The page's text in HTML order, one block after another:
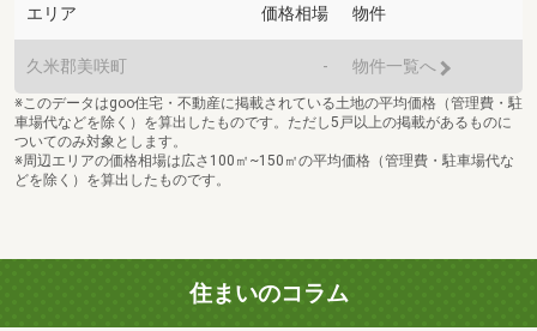
エリア 価格相場 物件
久米郡美咲町 - 物件一覧へ
※このデータはgoo住宅・不動産に掲載されている土地の平均価格（管理費・駐
車場代などを除く）を算出したものです。ただし5戸以上の掲載があるものに
ついてのみ対象とします。
※周辺エリアの価格相場は広さ100㎡~150㎡の平均価格（管理費・駐車場代な
どを除く）を算出したものです。
住まいのコラム